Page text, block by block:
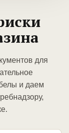
для
и даем